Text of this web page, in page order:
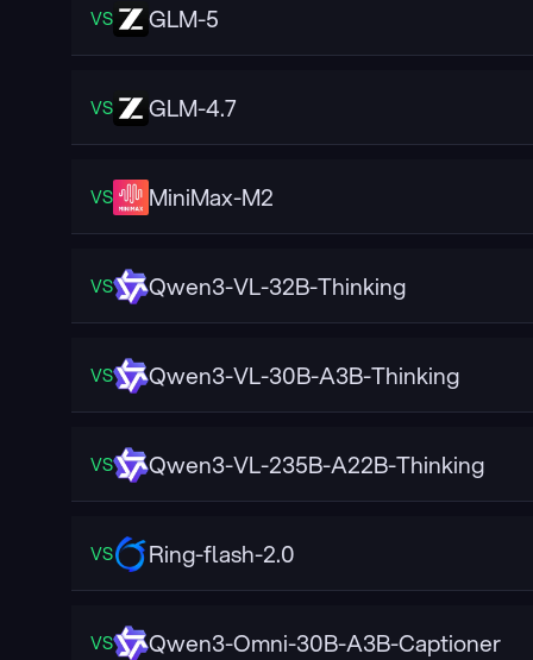
VS GLM-5
VS GLM-4.7
VS MiniMax-M2
VS Qwen3-VL-32B-Thinking
VS Qwen3-VL-30B-A3B-Thinking
VS Qwen3-VL-235B-A22B-Thinking
VS Ring-flash-2.0
VS Qwen3-Omni-30B-A3B-Captioner